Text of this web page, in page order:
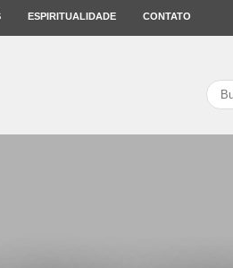
ESPIRITUALIDADE CONTATO